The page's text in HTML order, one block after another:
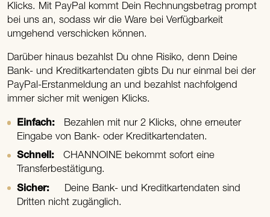
Klicks. Mit PayPal kommt Dein Rechnungsbetrag prompt
bei uns an, sodass wir die Ware bei Verfügbarkeit
umgehend verschicken können.
Darüber hinaus bezahlst Du ohne Risiko, denn Deine
Bank- und Kreditkartendaten gibts Du nur einmal bei der
PayPal-Erstanmeldung an und bezahlst nachfolgend
immer sicher mit wenigen Klicks.
Einfach:
Bezahlen mit nur 2 Klicks, ohne erneuter
Eingabe von Bank- oder Kreditkartendaten.
Schnell:
CHANNOINE bekommt sofort eine
Transferbestätigung.
Sicher:
Deine Bank- und Kreditkartendaten sind
Dritten nicht zugänglich.